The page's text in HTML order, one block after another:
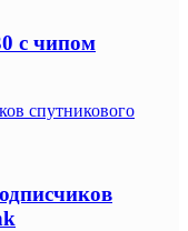
с чипом
спутникового